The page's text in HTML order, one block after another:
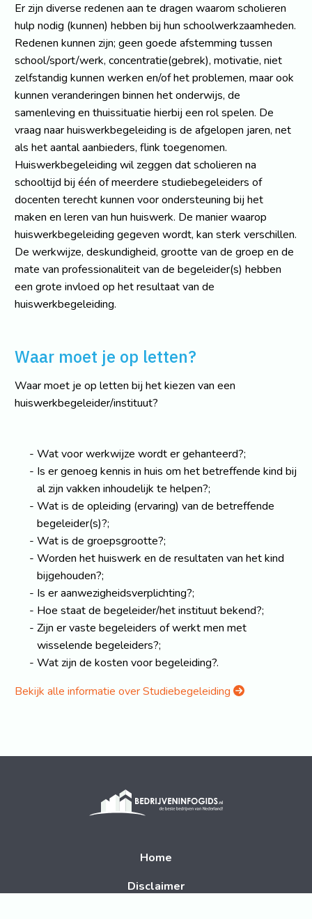
Er zijn diverse redenen aan te dragen waarom scholieren
hulp nodig (kunnen) hebben bij hun schoolwerkzaamheden.
Redenen kunnen zijn; geen goede afstemming tussen
school/sport/werk, concentratie(gebrek), motivatie, niet
zelfstandig kunnen werken en/of het problemen, maar ook
kunnen veranderingen binnen het onderwijs, de
samenleving en thuissituatie hierbij een rol spelen. De
vraag naar huiswerkbegeleiding is de afgelopen jaren, net
als het aantal aanbieders, flink toegenomen.
Huiswerkbegeleiding wil zeggen dat scholieren na
schooltijd bij één of meerdere studiebegeleiders of
docenten terecht kunnen voor ondersteuning bij het
maken en leren van hun huiswerk. De manier waarop
huiswerkbegeleiding gegeven wordt, kan sterk verschillen.
De werkwijze, deskundigheid, grootte van de groep en de
mate van professionaliteit van de begeleider(s) hebben
een grote invloed op het resultaat van de
huiswerkbegeleiding.
Waar moet je op letten?
Waar moet je op letten bij het kiezen van een
huiswerkbegeleider/instituut?
Wat voor werkwijze wordt er gehanteerd?;
Is er genoeg kennis in huis om het betreffende kind bij
al zijn vakken inhoudelijk te helpen?;
Wat is de opleiding (ervaring) van de betreffende
begeleider(s)?;
Wat is de groepsgrootte?;
Worden het huiswerk en de resultaten van het kind
bijgehouden?;
Is er aanwezigheidsverplichting?;
Hoe staat de begeleider/het instituut bekend?;
Zijn er vaste begeleiders of werkt men met
wisselende begeleiders?;
Wat zijn de kosten voor begeleiding?.
Bekijk alle informatie over Studiebegeleiding
Home
Disclaimer